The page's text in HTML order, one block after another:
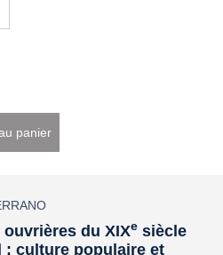
panier
du XIXe siècle
: culture populaire et